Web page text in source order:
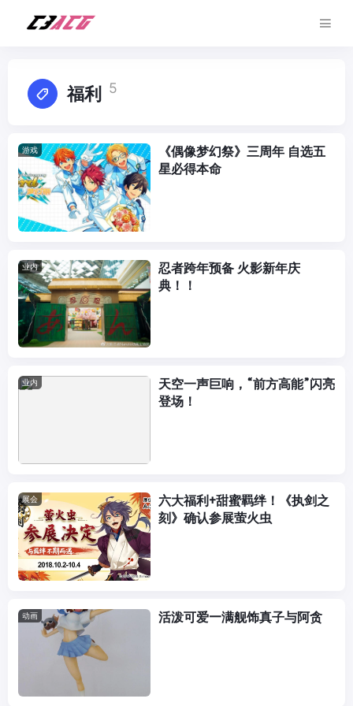
福利 5
游戏
《偶像梦幻祭》三周年 自选五
星必得本命
业内
忍者跨年预备 火影新年庆
典！！
业内
天空一声巨响，“前方高能”闪亮
登场！
展会
六大福利+甜蜜羁绊！《执剑之
刻》确认参展萤火虫
动画 活泼可爱—满舰饰真子与阿贪